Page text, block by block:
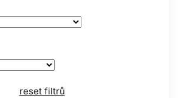
reset filtrů